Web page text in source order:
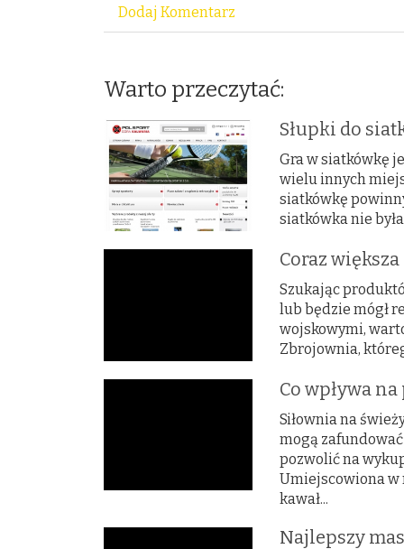
Dodaj Komentarz
Warto przeczytać:
Słupki do
Gra w siatkówkę
wielu innych
siatkówkę
siatkówka nie
Coraz
Szukając
lub będzie mógł
wojskowymi,
Zbrojownia,
Co wpływa
Siłownia na
mogą
pozwolić na
Umiejscowiona
kawał...
Najlepszy